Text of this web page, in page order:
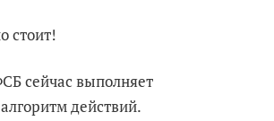
стоит!
сейчас выполняет
действий.